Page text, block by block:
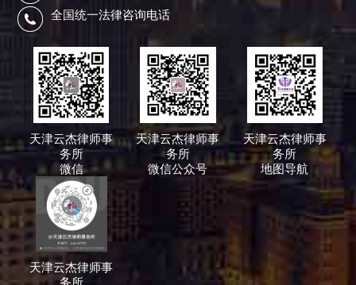
全国统一法律咨询电话
天津云杰律师事
务所
微信
天津云杰律师事
务所
微信公众号
天津云杰律师事
务所
地图导航
天津云杰律师事
务所